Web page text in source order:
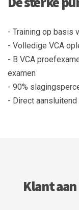
- Training op basis
- Volledige VCA
- B VCA
examen
- 90%
- Direct aansluitend
Klant